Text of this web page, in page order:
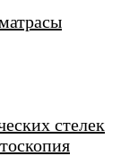
стелек